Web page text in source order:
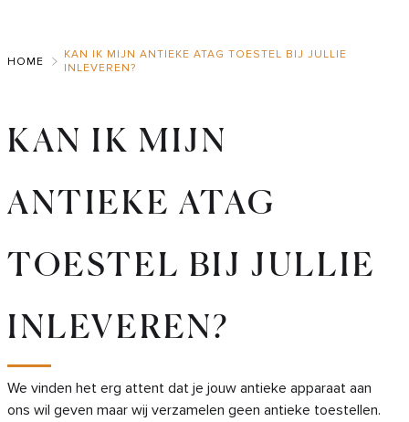
Main
HOME
KAN IK MIJN ANTIEKE ATAG TOESTEL BIJ JULLIE
INLEVEREN?
KAN IK MIJN
ANTIEKE ATAG
TOESTEL BIJ JULLIE
INLEVEREN?
We vinden het erg attent dat je jouw antieke apparaat aan
ons wil geven maar wij verzamelen geen antieke toestellen.